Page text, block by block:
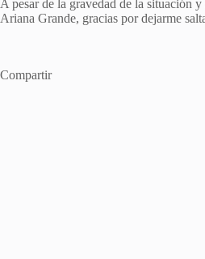
A pesar de la gravedad de la situación
Ariana Grande, gracias por dejarme
Compartir